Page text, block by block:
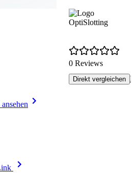
OptiSlotting
0 Reviews
Direkt vergleichen